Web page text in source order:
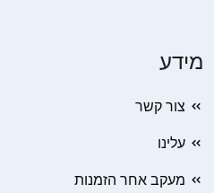
מידע
צור קשר
עלינו
מעקב אחר הזמנות